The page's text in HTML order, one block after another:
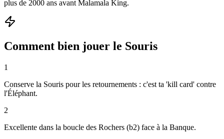
plus de 2000 ans avant Malamala King.
Comment bien jouer le Souris
1
Conserve la Souris pour les retournements : c'est ta 'kill card' contre
l'Éléphant.
2
Excellente dans la boucle des Rochers (b2) face à la Banque.